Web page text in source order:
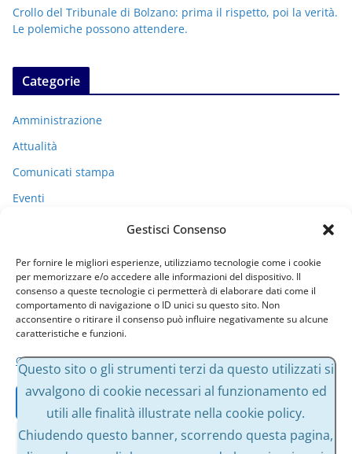
Gestisci Consenso
Per fornire le migliori esperienze, utilizziamo tecnologie come i cookie
per memorizzare e/o accedere alle informazioni del dispositivo. Il
consenso a queste tecnologie ci permetterà di elaborare dati come il
comportamento di navigazione o ID unici su questo sito. Non
acconsentire o ritirare il consenso può influire negativamente su alcune
caratteristiche e funzioni.
Gestisci servizi
Nega
Crollo del Tribunale di Bolzano: prima il rispetto, poi la verità.
Le polemiche possono attendere.
Categorie
Amministrazione
Attualità
Comunicati stampa
Eventi
Uncategorized
Archivi
A
h
Questo sito o gli strumenti terzi da questo utilizzati si
avvalgono di cookie necessari al funzionamento ed
utili alle finalità illustrate nella cookie policy.
Chiudendo questo banner, scorrendo questa pagina,